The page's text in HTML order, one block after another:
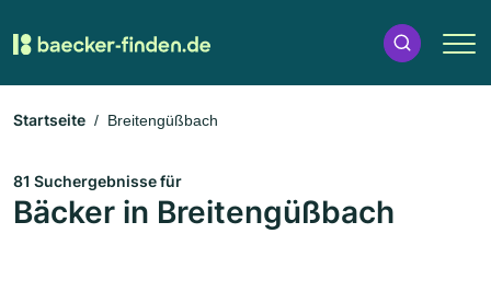
Startseite Breitengüßbach
81 Suchergebnisse für
Bäcker in Breitengüßbach